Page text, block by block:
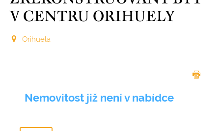
V CENTRU ORIHUELY
Orihuela
Nemovitost již není v nabídce